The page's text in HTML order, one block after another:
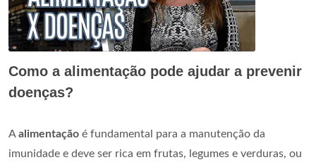
Como a alimentação pode ajudar a prevenir
doenças?
Aalimentação é fundamental para a manutenção da
imunidade e deve ser rica em frutas, legumes e verduras, ou